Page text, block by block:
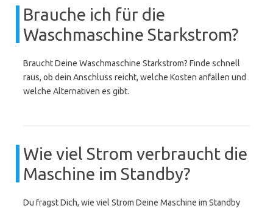
Brauche ich für die
Waschmaschine Starkstrom?
Braucht Deine Waschmaschine Starkstrom? Finde schnell
raus, ob dein Anschluss reicht, welche Kosten anfallen und
welche Alternativen es gibt.
Wie viel Strom verbraucht die
Maschine im Standby?
Du fragst Dich, wie viel Strom Deine Maschine im Standby